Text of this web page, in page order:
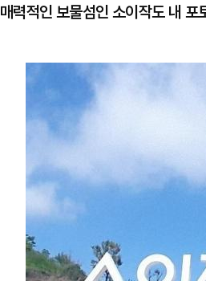
매력적인 보물섬인 소이작도 내 포